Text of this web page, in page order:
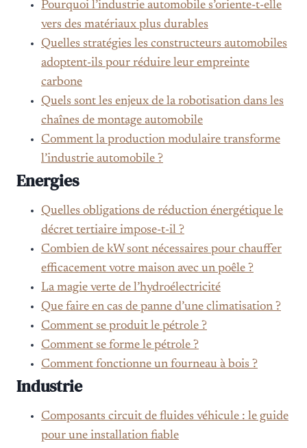
Pourquoi l’industrie automobile s’oriente-t-elle
vers des matériaux plus durables
Quelles stratégies les constructeurs automobiles
adoptent-ils pour réduire leur empreinte
carbone
Quels sont les enjeux de la robotisation dans les
chaînes de montage automobile
Comment la production modulaire transforme
l’industrie automobile ?
Energies
Quelles obligations de réduction énergétique le
décret tertiaire impose-t-il ?
Combien de kW sont nécessaires pour chauffer
efficacement votre maison avec un poêle ?
La magie verte de l’hydroélectricité
Que faire en cas de panne d’une climatisation ?
Comment se produit le pétrole ?
Comment se forme le pétrole ?
Comment fonctionne un fourneau à bois ?
Industrie
Composants circuit de fluides véhicule : le guide
pour une installation fiable